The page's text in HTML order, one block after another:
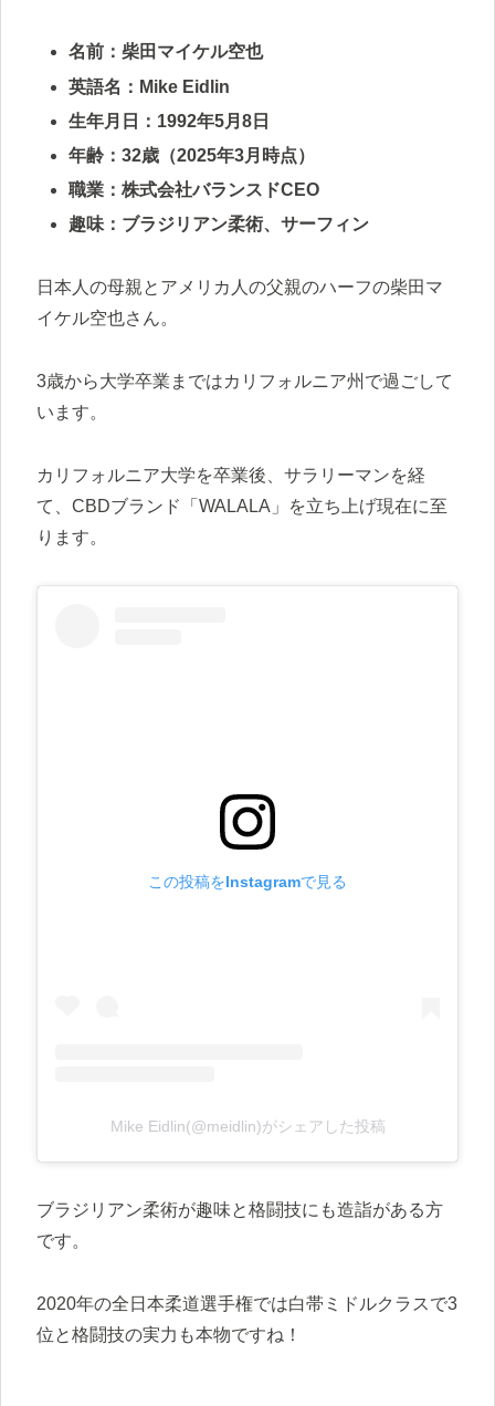
名前：柴田マイケル空也
英語名：Mike Eidlin
生年月日：1992年5月8日
年齢：32歳（2025年3月時点）
職業：株式会社バランスドCEO
趣味：ブラジリアン柔術、サーフィン
日本人の母親とアメリカ人の父親のハーフの柴田マ
イケル空也さん。
3歳から大学卒業まではカリフォルニア州で過ごして
います。
カリフォルニア大学を卒業後、サラリーマンを経
て、CBDブランド「WALALA」を立ち上げ現在に至
ります。
この投稿をInstagramで見る
Mike Eidlin(@meidlin)がシェアした投稿
ブラジリアン柔術が趣味と格闘技にも造詣がある方
です。
2020年の全日本柔道選手権では白帯ミドルクラスで3
位と格闘技の実力も本物ですね！